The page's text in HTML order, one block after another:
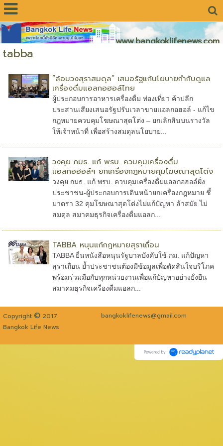
www.bangkoklifenews.com
tabba
“ล้อมวงสุราสมดุล” เสนอรัฐแก้นโยบายกำกับดูแล
เครื่องดื่มแอลกอฮอล์ไทย
ผู้ประกอบการอาหารเครื่องดื่ม ท่องเที่ยว ค้าปลีก
ประสานเสียงเสนอรัฐปรับเวลาขายแอลกอฮอล์ - แก้ไข
กฎหมายควบคุมโฆษณาสุดโต่ง – ยกเลิกสินบนรางวัล
ให้เจ้าหน้าที่ เพื่อสร้างสมดุลนโยบาย...
วงคุย กมธ. แก้ พรบ. ควบคุมเครื่องดื่ม
แอลกอฮอล์ฯ ยกเครื่องกฎหมายคุมโฆษณาสุดโต่ง
วงคุย กมธ. แก้ พรบ. ควบคุมเครื่องดื่มแอลกอฮอล์ฝั่ง
ประชาชน-ผู้ประกอบการเดินหน้ายกเครื่องกฎหมาย ชี้
มาตรา 32 คุมโฆษณาสุดโต่งไม่แก้ปัญหา ล้าสมัย ไม่
สมดุล สมาคมธุรกิจเครื่องดื่มแอลก...
TABBA หนุนแก้กฎหมายสุราเถื่อน
TABBA ยื่นหนังสือหนุนรัฐบาลบังคับใช้ กม. แก้ปัญหา
สุราเถื่อน ย้ำประชาชนต้องมีข้อมูลเพื่อตัดสินใจบริโภค
พร้อมร่วมมือกับทุกหน่วยงานเพื่อแก้ปัญหาอย่างยั่งยืน
สมาคมธุรกิจเครื่องดื่มแอลก...
Copyright © 2017
bangkoklifenews@gmail.com
Bangkok Life News